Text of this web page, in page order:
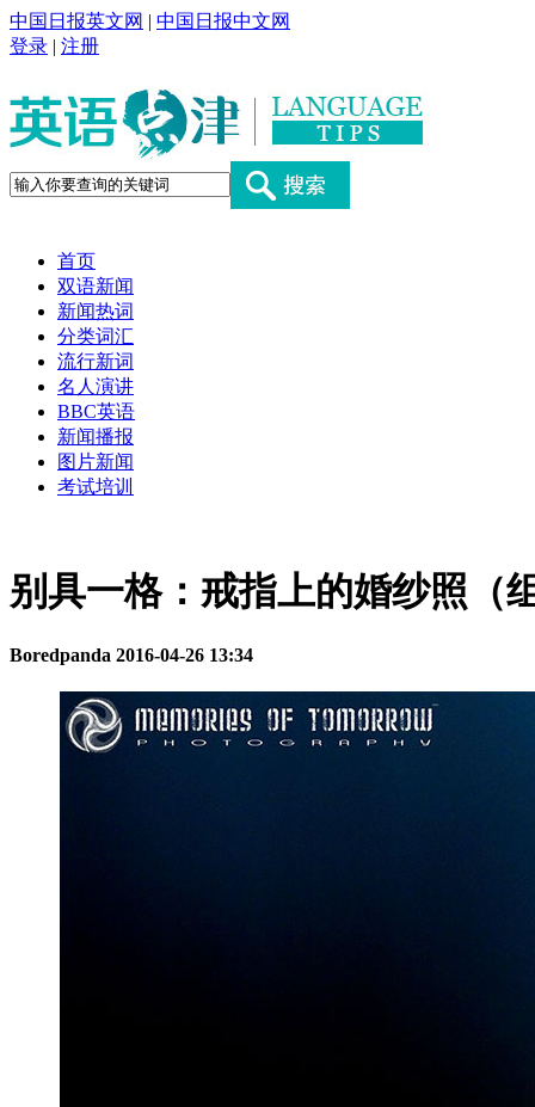
中国日报英文网 | 中国日报中文网
登录 | 注册
首页
双语新闻
新闻热词
分类词汇
流行新词
名人演讲
BBC英语
新闻播报
图片新闻
考试培训
别具一格：戒指上的婚纱照（
Boredpanda 2016-04-26 13:34